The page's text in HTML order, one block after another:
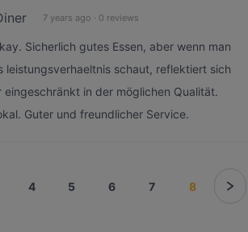
7 years ago · 0 reviews
Sicherlich gutes Essen, aber wenn man
leistungsverhaeltnis schaut, reflektiert sich
eingeschränkt in der möglichen Qualität.
Guter und freundlicher Service.
4 5 6 7 8